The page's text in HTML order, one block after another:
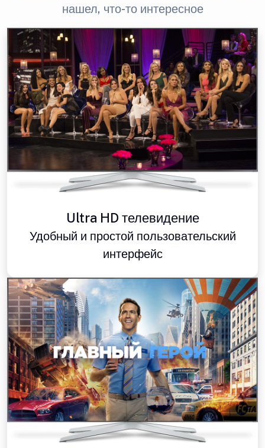
нашел, что-то интересное
Ultra HD телевидение
Удобный и простой пользовательский
интерфейс